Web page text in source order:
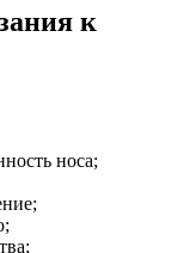
к
носа;